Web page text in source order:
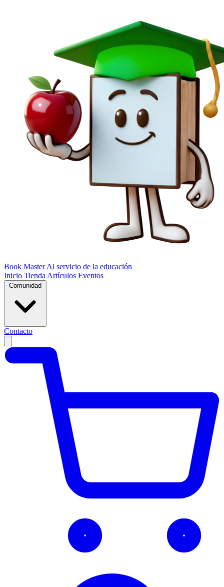
Book Master Al servicio de la educación
Inicio Tienda Artículos Eventos
Comunidad
Contacto